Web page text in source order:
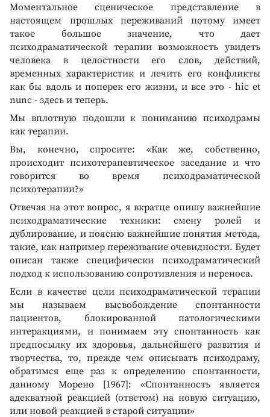
Моментальное сценическое представление в
настоящем прошлых переживаний потому имеет
такое большое значение, что дает
психодраматической терапии возможность увидеть
человека в целостности его слов, действий,
временных характеристик и лечить его конфликты
как бы вдоль и поперек его жизни, и все это - hic et
nunc - здесь и теперь.
Мы вплотную подошли к пониманию психодрамы
как терапии.
Вы, конечно, спросите: «Как же, собственно,
происходит психотерапевтическое заседание и что
говорится во время психодраматической
психотерапии?»
Отвечая на этот вопрос, я вкратце опишу важнейшие
психодраматические техники: смену ролей и
дублирование, и поясню важнейшие понятия метода,
такие, как например переживание очевидности. Будет
описан также специфически психодраматический
подход к использованию сопротивления и переноса.
Если в качестве цели психодраматической терапии
мы называем высвобождение спонтанности
пациентов, блокированной патологическими
интеракциями, и понимаем эту спонтанность как
предпосылку их здоровья, дальнейшего развития и
творчества, то, прежде чем описывать психодраму,
обратимся еще раз к определению спонтанности,
данному Морено [1967]: «Спонтанность является
адекватной реакцией (ответом) на новую ситуацию,
или новой реакцией в старой ситуации»